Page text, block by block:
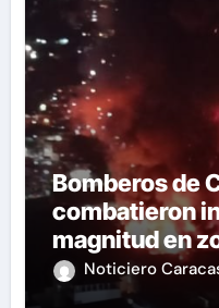
Bomberos de
combatieron
magnitud en
Llanito
Noticiero